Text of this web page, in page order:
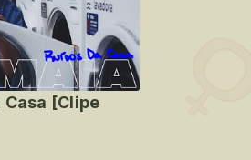
Casa [Clipe